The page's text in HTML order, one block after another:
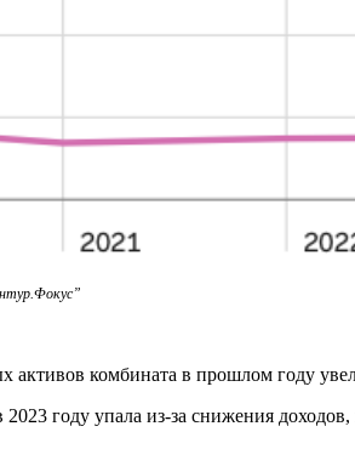
активов комбината в прошлом году
году упала из-за снижения